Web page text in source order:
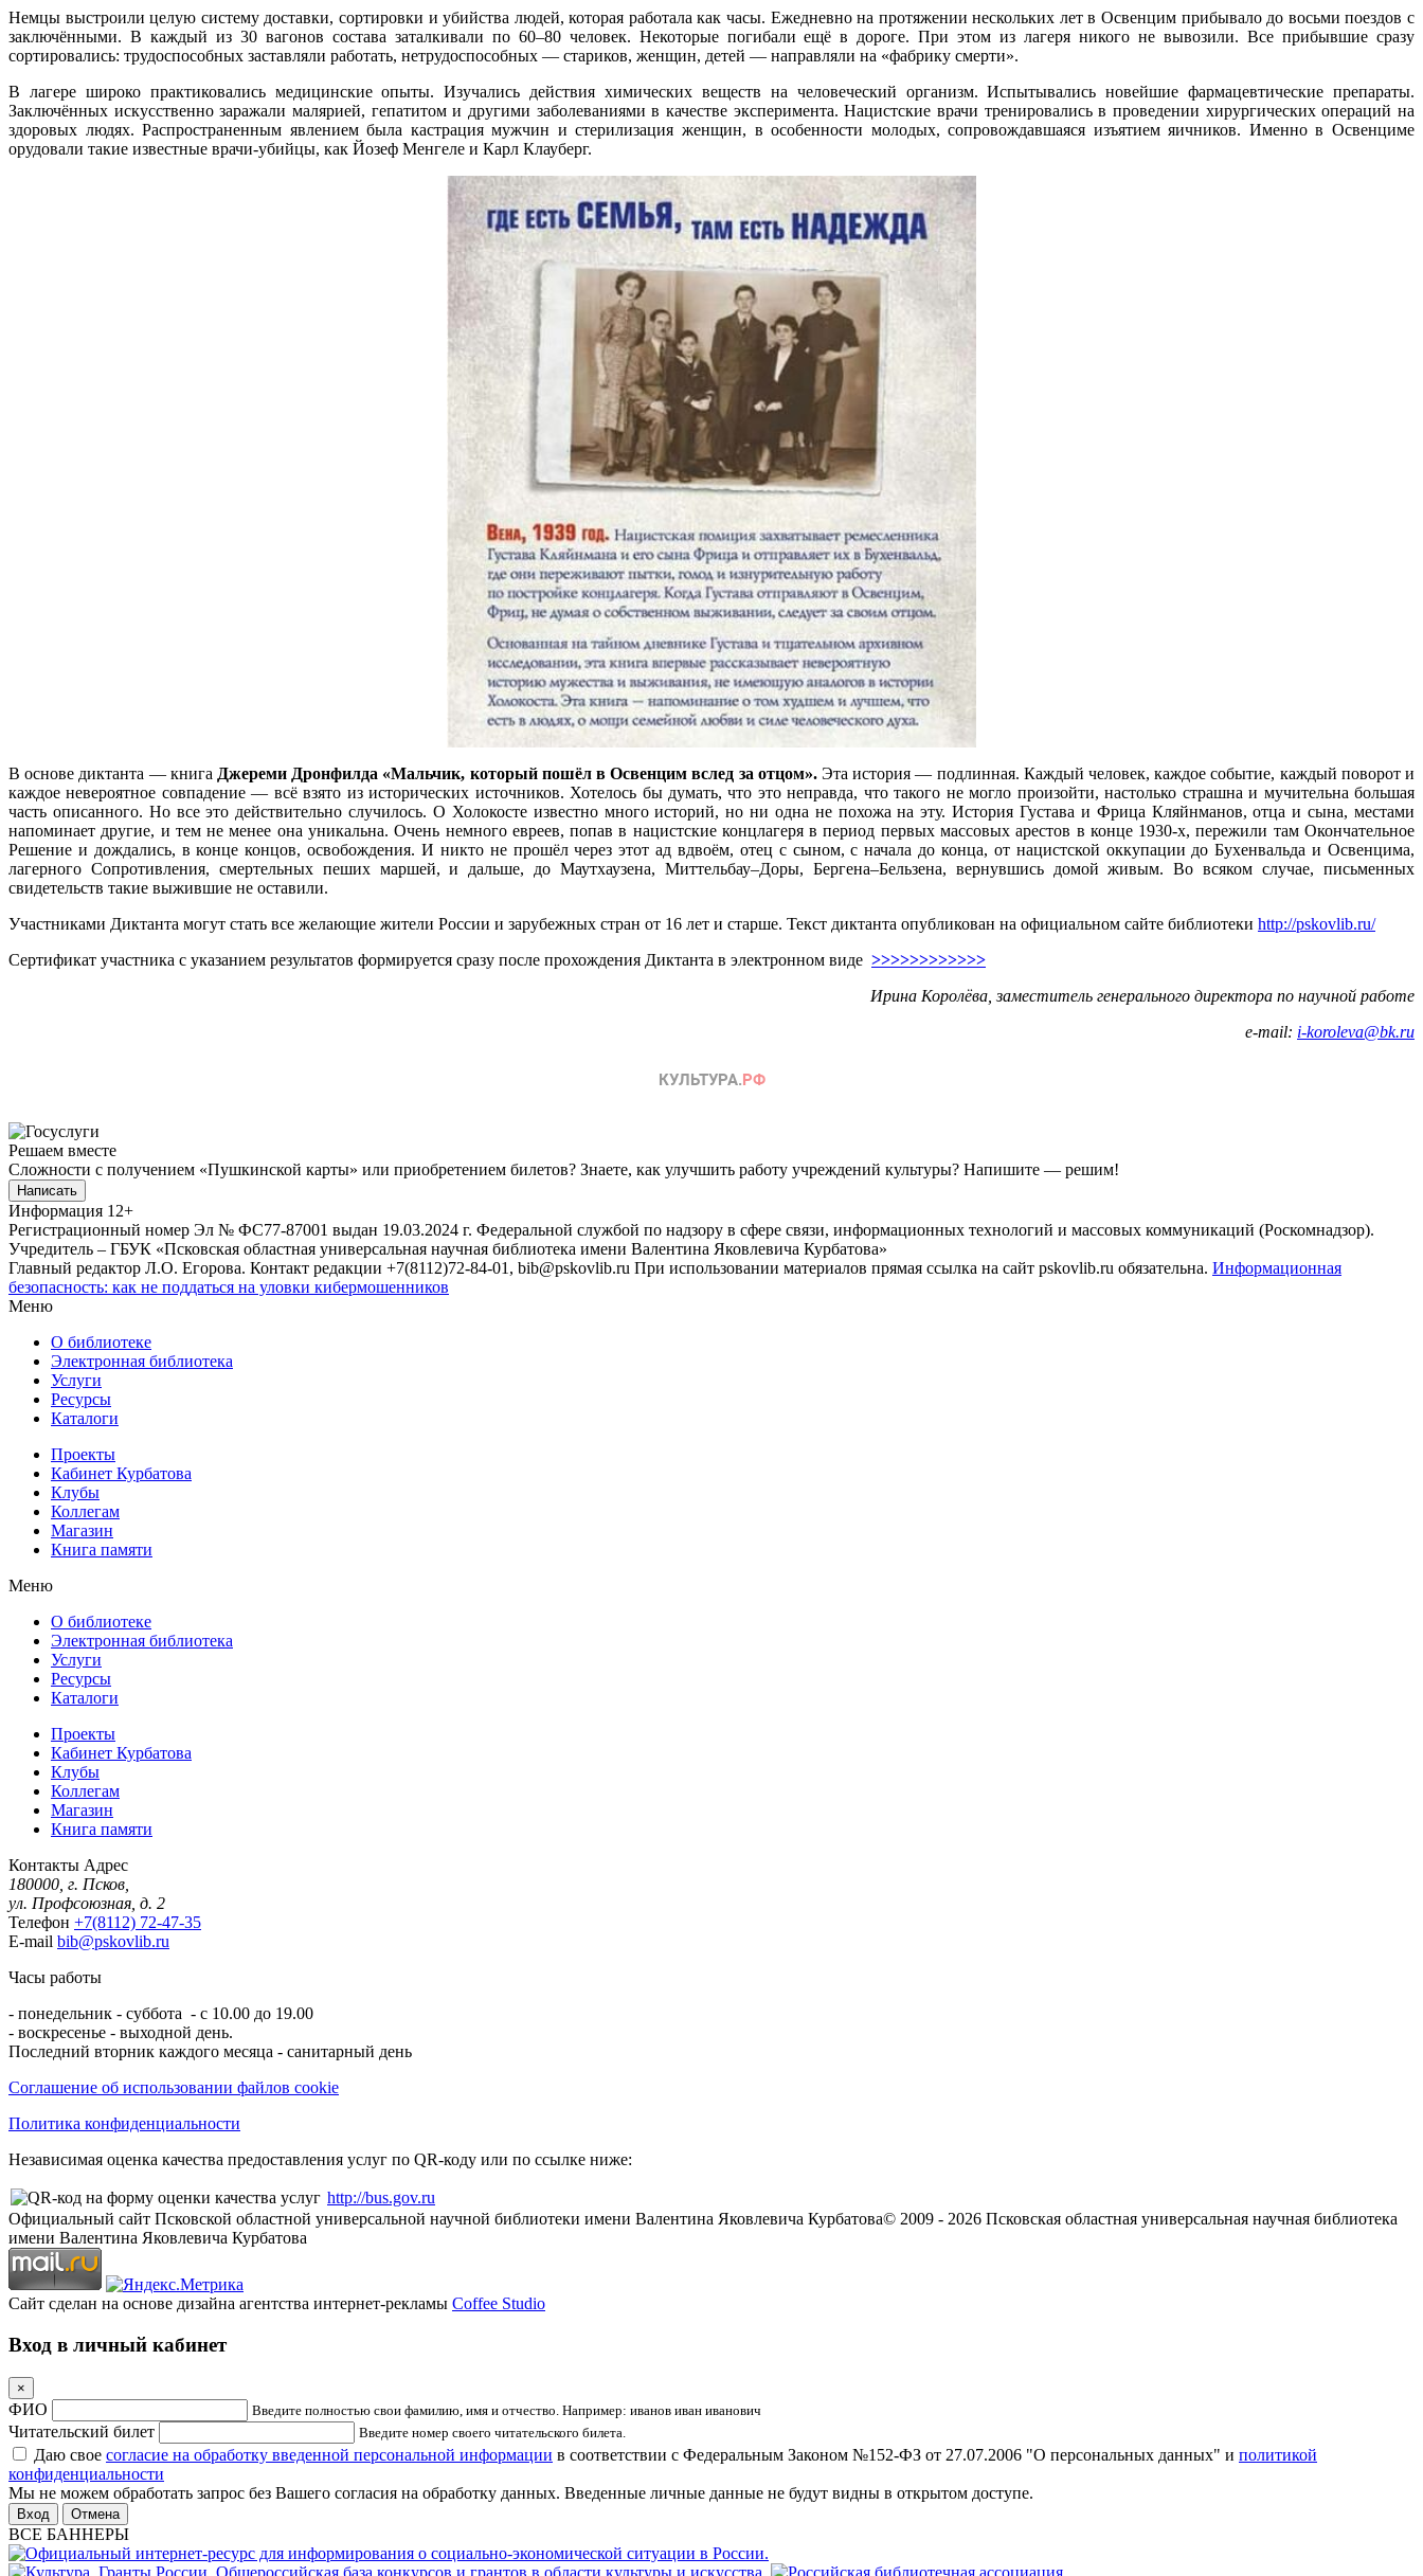
Немцы выстроили целую систему доставки, сортировки и убийства людей, которая работала как часы. Ежедневно на протяжении нескольких лет в Освенцим прибывало до восьми поездов с
заключёнными. В каждый из 30 вагонов состава заталкивали по 60–80 человек. Некоторые погибали ещё в дороге. При этом из лагеря никого не вывозили. Все прибывшие сразу
сортировались: трудоспособных заставляли работать, нетрудоспособных — стариков, женщин, детей — направляли на «фабрику смерти».
В лагере широко практиковались медицинские опыты. Изучались действия химических веществ на человеческий организм. Испытывались новейшие фармацевтические препараты.
Заключённых искусственно заражали малярией, гепатитом и другими заболеваниями в качестве эксперимента. Нацистские врачи тренировались в проведении хирургических операций на
здоровых людях. Распространенным явлением была кастрация мужчин и стерилизация женщин, в особенности молодых, сопровождавшаяся изъятием яичников. Именно в Освенциме
орудовали такие известные врачи-убийцы, как Йозеф Менгеле и Карл Клауберг.
В основе диктанта — книга Джереми Дронфилда «Мальчик, который пошёл в Освенцим вслед за отцом». Эта история — подлинная. Каждый человек, каждое событие, каждый поворот и
каждое невероятное совпадение — всё взято из исторических источников. Хотелось бы думать, что это неправда, что такого не могло произойти, настолько страшна и мучительна большая
часть описанного. Но все это действительно случилось. О Холокосте известно много историй, но ни одна не похожа на эту. История Густава и Фрица Кляйнманов, отца и сына, местами
напоминает другие, и тем не менее она уникальна. Очень немного евреев, попав в нацистские концлагеря в период первых массовых арестов в конце 1930-х, пережили там Окончательное
Решение и дождались, в конце концов, освобождения. И никто не прошёл через этот ад вдвоём, отец с сыном, с начала до конца, от нацистской оккупации до Бухенвальда и Освенцима,
лагерного Сопротивления, смертельных пеших маршей, и дальше, до Маутхаузена, Миттельбау–Доры, Бергена–Бельзена, вернувшись домой живым. Во всяком случае, письменных
свидетельств такие выжившие не оставили.
Участниками Диктанта могут стать все желающие жители России и зарубежных стран от 16 лет и старше. Текст диктанта опубликован на официальном сайте библиотеки http://pskovlib.ru/
Сертификат участника с указанием результатов формируется сразу после прохождения Диктанта в электронном виде >>>>>>>>>>>>
Ирина Королёва, заместитель генерального директора по научной работе
e-mail: i-koroleva@bk.ru
Решаем вместе
Сложности с получением «Пушкинской карты» или приобретением билетов? Знаете, как улучшить работу учреждений культуры? Напишите — решим!
Написать
Информация 12+
Регистрационный номер Эл № ФС77-87001 выдан 19.03.2024 г. Федеральной службой по надзору в сфере связи, информационных технологий и массовых коммуникаций (Роскомнадзор).
Учредитель – ГБУК «Псковская областная универсальная научная библиотека имени Валентина Яковлевича Курбатова»
Главный редактор Л.О. Егорова. Контакт редакции +7(8112)72-84-01, bib@pskovlib.ru При использовании материалов прямая ссылка на сайт pskovlib.ru обязательна. Информационная
безопасность: как не поддаться на уловки кибермошенников
Меню
О библиотеке
Электронная библиотека
Услуги
Ресурсы
Каталоги
Проекты
Кабинет Курбатова
Клубы
Коллегам
Магазин
Книга памяти
Меню
О библиотеке
Электронная библиотека
Услуги
Ресурсы
Каталоги
Проекты
Кабинет Курбатова
Клубы
Коллегам
Магазин
Книга памяти
Контакты Адрес
180000, г. Псков,
ул. Профсоюзная, д. 2
Телефон +7(8112) 72-47-35
E-mail bib@pskovlib.ru
Часы работы
- понедельник - суббота - с 10.00 до 19.00
- воскресенье - выходной день.
Последний вторник каждого месяца - санитарный день
Соглашение об использовании файлов cookie
Политика конфиденциальности
Независимая оценка качества предоставления услуг по QR-коду или по ссылке ниже:
http://bus.gov.ru
Официальный сайт Псковской областной универсальной научной библиотеки имени Валентина Яковлевича Курбатова© 2009 - 2026 Псковская областная универсальная научная библиотека
имени Валентина Яковлевича Курбатова
Сайт сделан на основе дизайна агентства интернет-рекламы Coffee Studio
Вход в личный кабинет
×
ФИО Введите полностью свои фамилию, имя и отчество. Например: иванов иван иванович
Читательский билет Введите номер своего читательского билета.
Даю свое согласие на обработку введенной персональной информации в соответствии с Федеральным Законом №152-ФЗ от 27.07.2006 "О персональных данных" и политикой
конфиденциальности
Мы не можем обработать запрос без Вашего согласия на обработку данных. Введенные личные данные не будут видны в открытом доступе.
Отмена
ВСЕ БАННЕРЫ